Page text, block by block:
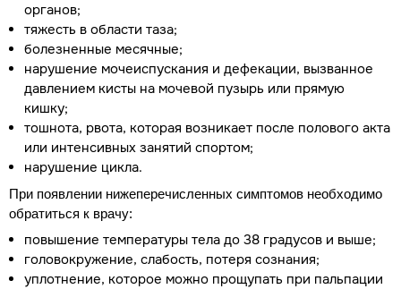
органов;
тяжесть в области таза;
болезненные месячные;
нарушение мочеиспускания и дефекации, вызванное
давлением кисты на мочевой пузырь или прямую
кишку;
тошнота, рвота, которая возникает после полового акта
или интенсивных занятий спортом;
нарушение цикла.
При появлении нижеперечисленных симптомов необходимо
обратиться к врачу:
повышение температуры тела до 38 градусов и выше;
головокружение, слабость, потеря сознания;
уплотнение, которое можно прощупать при пальпации